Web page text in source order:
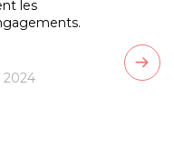
les
2024